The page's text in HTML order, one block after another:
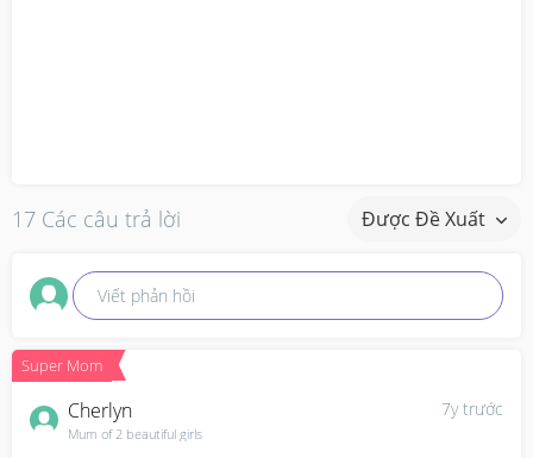
17 Các câu trả lời Được Đề Xuất
Viết phản hồi
Super Mom
7y trước
Cherlyn
Mum of 2 beautiful girls